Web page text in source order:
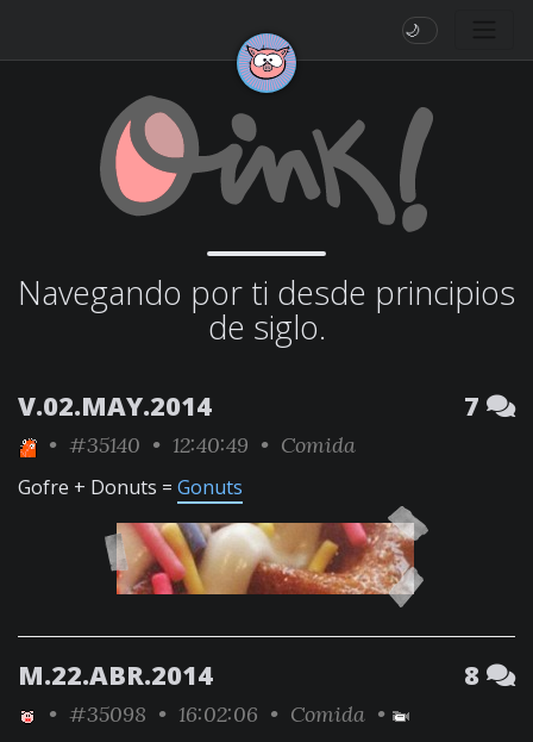
🌙
Navegando por ti desde principios
de siglo.
V.02.MAY.2014 7
• #35140 • 12:40:49 • Comida
Gofre + Donuts = Gonuts
M.22.ABR.2014 8
• #35098 • 16:02:06 • Comida •